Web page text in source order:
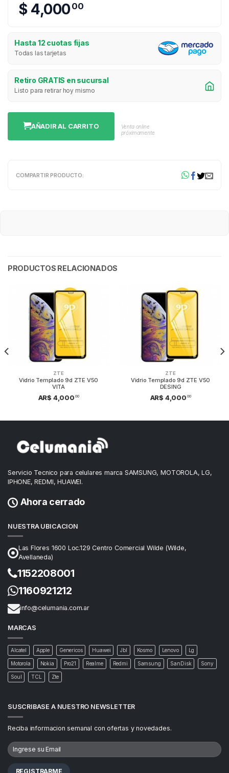
$ 4,00000
Hasta 12 cuotas fijas
Todas las tarjetas
Retiro GRATIS en sucursal
Listo para retirar hoy mismo
AÑADIR AL CARRITO
Venta online
próximamente
COMPARTIR PRODUCTO:
PRODUCTOS RELACIONADOS
ZTE
Vidrio Templado 9d ZTE V50
VITA
AR$ 4,000 00
ZTE
Vidrio Templado 9d ZTE V50
DESING
AR$ 4,000 00
Servicio Tecnico para celulares marca SAMSUNG, MOTOROLA, LG,
IPHONE, REDMI, HUAWEI.
Ahora cerrado
NUESTRA UBICACION
Las Flores 1600 Loc.129 Centro Comercial Wilde (Wilde,
Avellaneda)
1152208001
1160921212
info@celumania.com.ar
MARCAS
Alcatel Apple Genericos Huawei Jbl Kosmo Lenovo Lg
Motorola Nokia Pro21 Realme Redmi Samsung SanDisk Sony
Soul TCL Zte
SUSCRIBASE A NUESTRO NEWSLETTER
Reciba informacion semanal con ofertas y novedades.